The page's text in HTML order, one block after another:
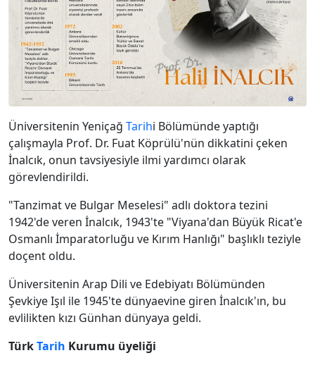
Üniversitenin Yeniçağ Tarihi Bölümünde yaptığı
çalışmayla Prof. Dr. Fuat Köprülü'nün dikkatini çeken
İnalcık, onun tavsiyesiyle ilmi yardımcı olarak
görevlendirildi.
"Tanzimat ve Bulgar Meselesi" adlı doktora tezini
1942'de veren İnalcık, 1943'te "Viyana'dan Büyük Ricat'e
Osmanlı İmparatorluğu ve Kırım Hanlığı" başlıklı teziyle
doçent oldu.
Üniversitenin Arap Dili ve Edebiyatı Bölümünden
Şevkiye Işıl ile 1945'te dünyaevine giren İnalcık'ın, bu
evlilikten kızı Günhan dünyaya geldi.
TürkTarih Kurumu üyeliği